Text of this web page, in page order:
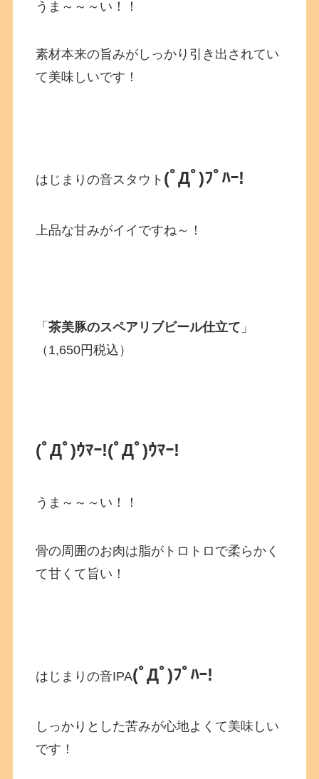
うま～～～い！！
素材本来の旨みがしっかり引き出されてい
て美味しいです！
はじまりの音スタウト (ﾟДﾟ)ﾌﾟﾊｰ!
上品な甘みがイイですね～！
「茶美豚のスペアリブビール仕立て 」
（1,650円税込）
(ﾟДﾟ)ｳﾏｰ!(ﾟДﾟ)ｳﾏｰ!
うま～～～い！！
骨の周囲のお肉は脂がトロトロで柔らかく
て甘くて旨い！
はじまりの音IPA(ﾟДﾟ)ﾌﾟﾊｰ!
しっかりとした苦みが心地よくて美味しい
です！